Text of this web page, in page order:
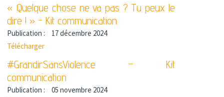
« Quelque chose ne va pas ? Tu peux le
dire ! » - Kit communication
Publication :
17 décembre 2024
Télécharger
#GrandirSansViolence - Kit
communication
Publication :
05 novembre 2024